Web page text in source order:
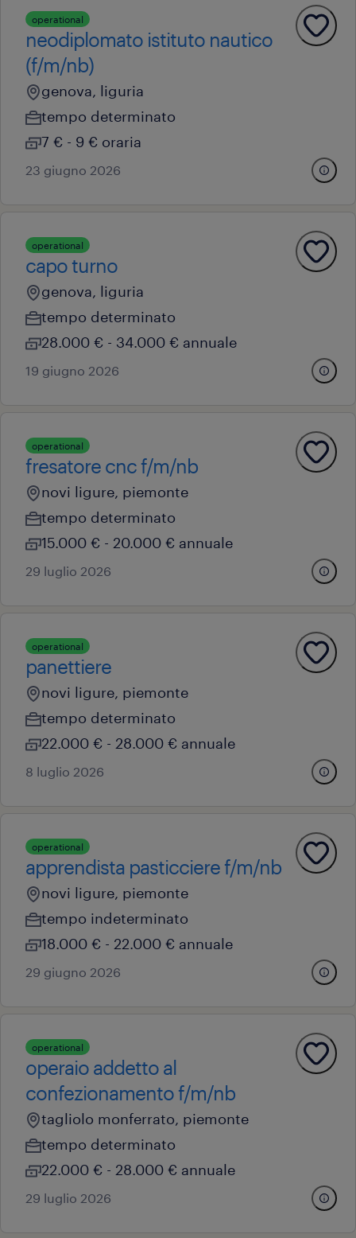
operational
neodiplomato istituto nautico
(f/m/nb)
genova, liguria
tempo determinato
7 € - 9 € oraria
23 giugno 2026
operational
capo turno
genova, liguria
tempo determinato
28.000 € - 34.000 € annuale
19 giugno 2026
operational
fresatore cnc f/m/nb
novi ligure, piemonte
tempo determinato
15.000 € - 20.000 € annuale
29 luglio 2026
operational
panettiere
novi ligure, piemonte
tempo determinato
22.000 € - 28.000 € annuale
8 luglio 2026
operational
apprendista pasticciere f/m/nb
novi ligure, piemonte
tempo indeterminato
18.000 € - 22.000 € annuale
29 giugno 2026
operational
operaio addetto al
confezionamento f/m/nb
tagliolo monferrato, piemonte
tempo determinato
22.000 € - 28.000 € annuale
29 luglio 2026